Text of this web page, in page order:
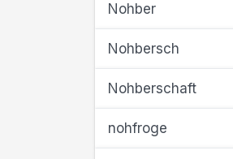
Nohber
Nohbersch
Nohberschaft
nohfroge